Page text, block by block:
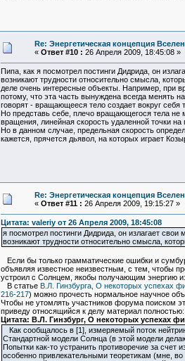
Re: Энергетическая концепция
« Ответ #10 : 26 Апреля 2009, 18:45:08 »
Пипа, как я посмотрел постинги Дидрида, он
возникают трудности относительно смысла,
деле очень интересные объекты. Например, при
потому, что эта часть вынуждена всегда менять
говорят - вращающееся тело создает вокруг себя
Но представь себе, плечо вращающегося тела не
вращения, линейная скорость удаленной точки
Но в данном случае, предельная скорость
кажется, прячется дьявол, на которых играет
Re: Энергетическая концепция
« Ответ #11 : 26 Апреля 2009, 19:15:27 »
Цитата: valeriy от 26 Апреля 2009, 18:45:08
я посмотрел постинги Дидрида, он излагает
возникают трудности относительно смысла,
Если бы только грамматические ошибки и
объявляя известное неизвестным, с тем, чтобы
устроил с Солнцем, якобы получающим энергию
В статье В.Л. Гинзбурга, О некоторых успехах
216-217) можно прочесть нормальное научное
Чтобы не утомлять участников форума поиском
приведу относящийся к делу материал полностью:
Цитата: В.Л. Гинзбург, О некоторых успехах
Как сообщалось в [1], измеряемый поток
Стандартной модели Солнца (в этой модели
Попытки как-то устранить противоречие за
особенно привлекательными теоретикам (мне,